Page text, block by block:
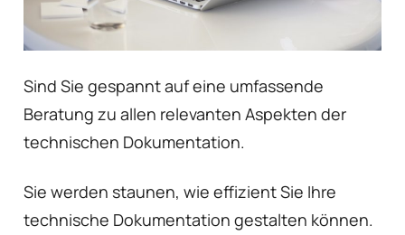
Sind Sie gespannt auf eine umfassende
Beratung zu allen relevanten Aspekten der
technischen Dokumentation.
Sie werden staunen, wie effizient Sie Ihre
technische Dokumentation gestalten können.